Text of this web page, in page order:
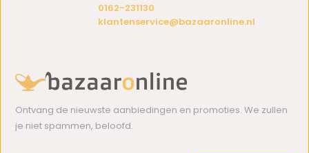
0162-231130
klantenservice@bazaaronline.nl
Ontvang de nieuwste aanbiedingen en promoties. We zullen
je niet spammen, beloofd.